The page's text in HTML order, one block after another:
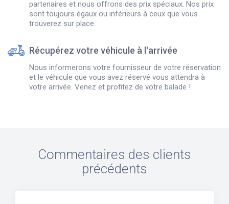
partenaires et nous offrons des prix spéciaux. Nos prix
sont toujours égaux ou inférieurs à ceux que vous
trouverez sur place.
Récupérez votre véhicule à l'arrivée
Nous informerons votre fournisseur de votre réservation
et le véhicule que vous avez réservé vous attendra à
votre arrivée. Venez et profitez de votre balade !
Commentaires des clients
précédents